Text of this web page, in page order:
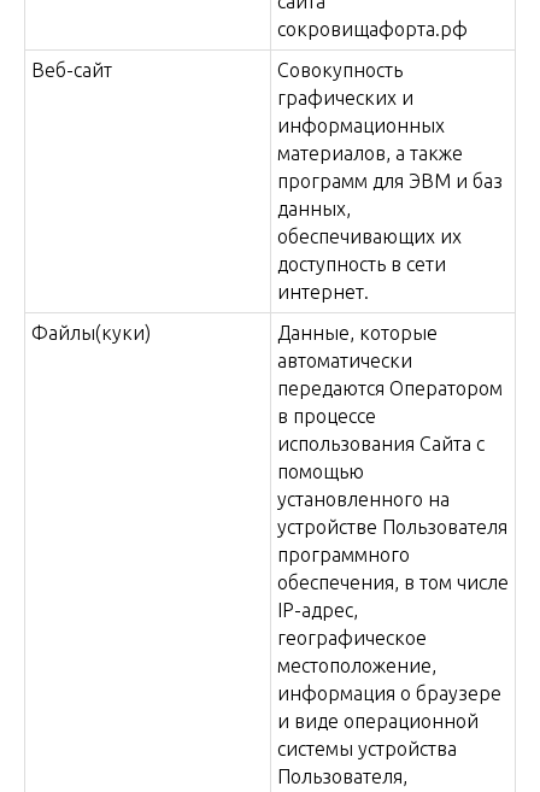
сокровищафорта.рф
Веб-сайт
Совокупность
графических и
информационных
материалов, а также
программ для ЭВМ и баз
данных,
обеспечивающих их
доступность в сети
интернет.
Файлы(куки)
Данные, которые
автоматически
передаются Оператором
в процессе
использования Сайта с
помощью
установленного на
устройстве Пользователя
программного
обеспечения, в том числе
IP-адрес,
географическое
местоположение,
информация о браузере
и виде операционной
системы устройства
Пользователя,